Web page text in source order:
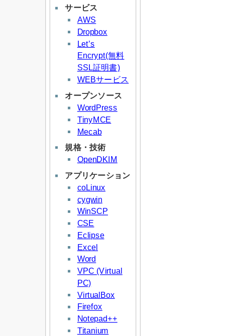
サービス
AWS
Dropbox
Let’s
Encrypt(無料
SSL証明書)
WEBサービス
オープンソース
WordPress
TinyMCE
Mecab
規格・技術
OpenDKIM
アプリケーション
coLinux
cygwin
WinSCP
CSE
Eclipse
Excel
Word
VPC (Virtual
PC)
VirtualBox
Firefox
Notepad++
Titanium